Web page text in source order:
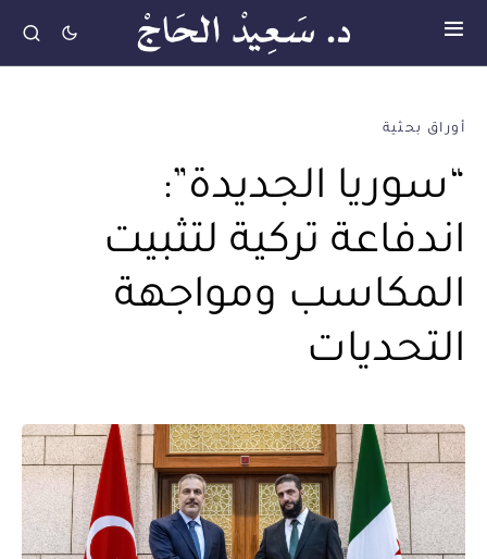
أوراق بحثية
“سوريا الجديدة”:
اندفاعة تركية لتثبيت
المكاسب ومواجهة
التحديات